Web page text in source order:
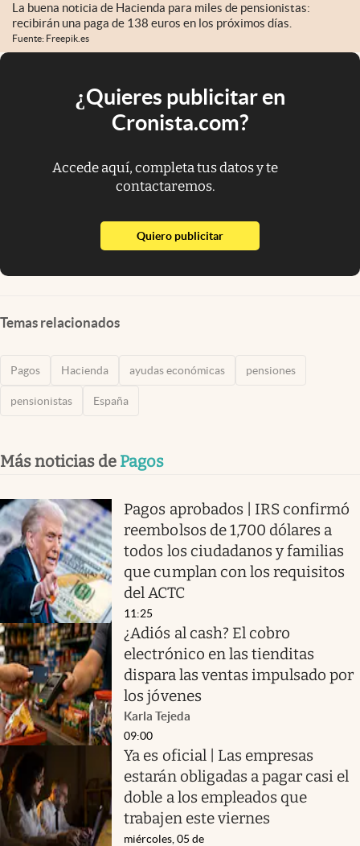
La buena noticia de Hacienda para miles de pensionistas:
recibirán una paga de 138 euros en los próximos días.
Fuente: Freepik.es
¿Quieres publicitar en
Cronista.com?
Accede aquí, completa tus datos y te
contactaremos.
Quiero publicitarabre en nueva pestaña
Temas relacionados
Pagos Hacienda ayudas económicas pensiones
pensionistas España
Más noticias de Pagos
Pagos aprobados | IRS confirmó
reembolsos de 1,700 dólares a
todos los ciudadanos y familias
que cumplan con los requisitos
del ACTC
11:25
¿Adiós al cash? El cobro
electrónico en las tienditas
dispara las ventas impulsado por
los jóvenes
Karla Tejeda
09:00
Ya es oficial | Las empresas
estarán obligadas a pagar casi el
doble a los empleados que
trabajen este viernes
miércoles, 05 de